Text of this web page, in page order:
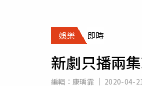
調查
娛樂 即時
新劇只播兩
編輯： 康瑀霏 2020-04-